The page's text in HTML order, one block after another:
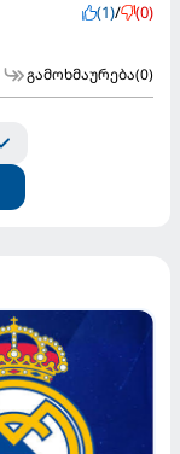
(1)/ (0)
გამოხმაურება(0)